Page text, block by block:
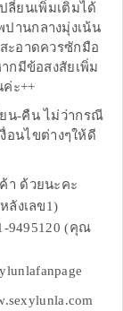
ลี่ยนเพิ่มเติมได้
านกลางมุ่งเน้น
ะอาดควรซักมือ
กมีข้อสงสัยเพิ่ม
ะ++
น-คืน ไม่ว่ากรณี
อนไขต่างๆให้ดี
า ด้วยนะคะ
ลังเลข1)
9495120 (คุณ